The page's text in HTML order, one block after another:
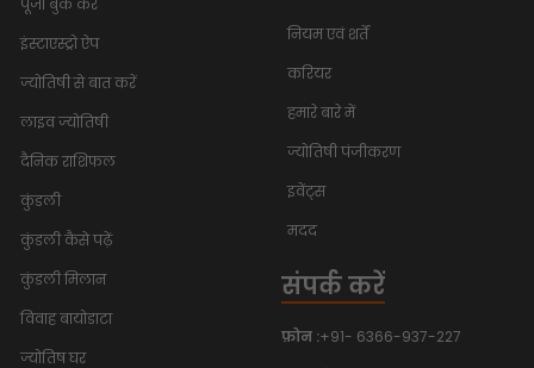
पूजा बुक करें
इंस्टाएस्ट्रो ऐप
ज्योतिषी से बात करें
लाइव ज्योतिषी
दैनिक राशिफल
कुंडली
कुंडली कैसे पढ़ें
कुंडली मिलान
विवाह बायोडाटा
ज्योतिष घर
नियम एवं शर्तें
करियर
हमारे बारे में
ज्योतिषी पंजीकरण
इवेंट्स
मदद
संपर्क करें
फ़ोन :+91- 6366-937-227